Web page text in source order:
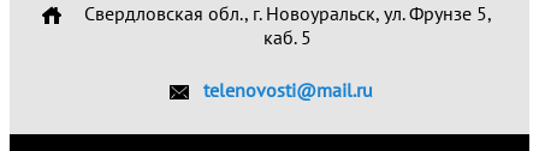
Свердловская обл., г. Новоуральск, ул. Фрунзе 5,
каб. 5
telenovosti@mail.ru